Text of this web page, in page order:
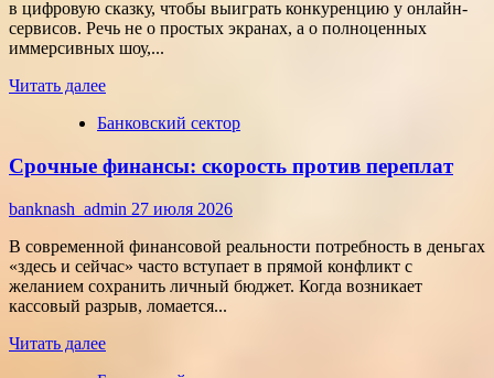
результат
в цифровую сказку, чтобы выиграть конкуренцию у онлайн-
сервисов. Речь не о простых экранах, а о полноценных
иммерсивных шоу,...
Читать далееПрочитать
о
за
как
современного
потребителя
с
помощью
технологий
Банковский сектор
Срочные финансы: скорость против переплат
banknash_admin 27 июля 2026
В современной финансовой реальности потребность в деньгах
«здесь и сейчас» часто вступает в прямой конфликт с
желанием сохранить личный бюджет. Когда возникает
кассовый разрыв, ломается...
Читать далееПрочитать